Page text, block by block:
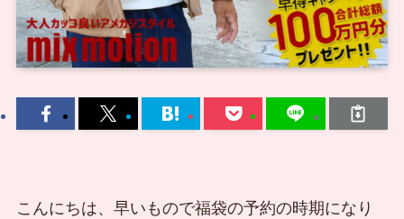
こんにちは、早いもので福袋の予約の時期になり